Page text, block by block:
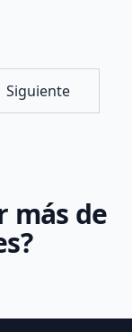
Siguiente
más de